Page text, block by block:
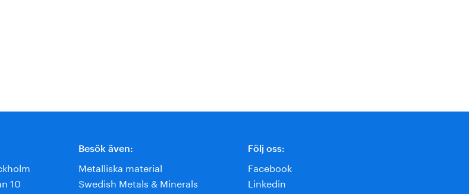
10
Besök även:
Metalliska material
Swedish Metals & Minerals
Följ oss:
Facebook
Linkedin